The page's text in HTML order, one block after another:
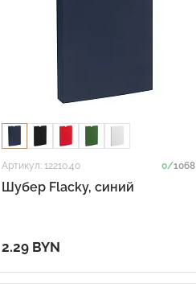
Артикул: 12210.40 0/1068
Шубер Flacky, синий
2.29 BYN